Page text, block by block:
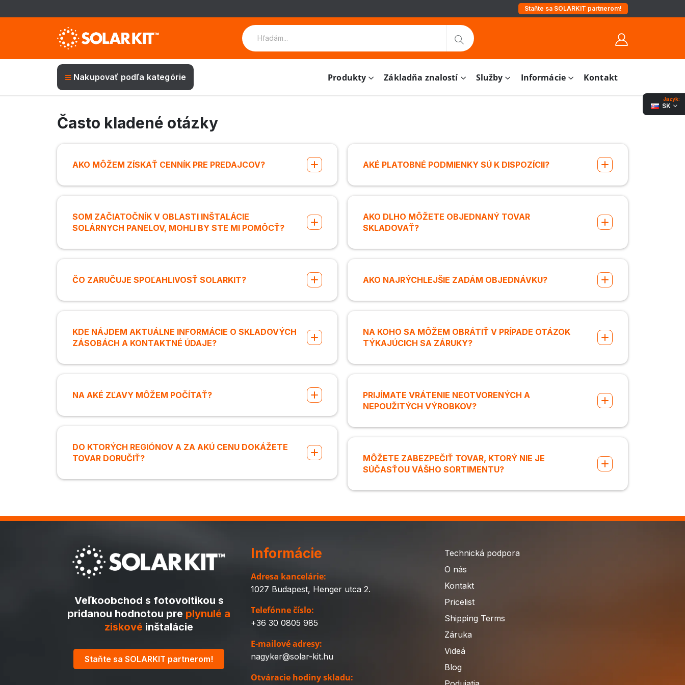
Staňte sa SOLARKIT partnerom!
Jazyk:
SK
Nakupovať podľa kategórie Produkty Základňa znalostí Služby Informácie Kontakt
Často kladené otázky
AKO MÔŽEM ZÍSKAŤ CENNÍK PRE PREDAJCOV?
SOM ZAČIATOČNÍK V OBLASTI INŠTALÁCIE
SOLÁRNYCH PANELOV, MOHLI BY STE MI POMÔCŤ?
ČO ZARUČUJE SPOĽAHLIVOSŤ SOLARKIT?
KDE NÁJDEM AKTUÁLNE INFORMÁCIE O SKLADOVÝCH
ZÁSOBÁCH A KONTAKTNÉ ÚDAJE?
NA AKÉ ZĽAVY MÔŽEM POČÍTAŤ?
DO KTORÝCH REGIÓNOV A ZA AKÚ CENU DOKÁŽETE
TOVAR DORUČIŤ?
AKÉ PLATOBNÉ PODMIENKY SÚ K DISPOZÍCII?
AKO DLHO MÔŽETE OBJEDNANÝ TOVAR
SKLADOVAŤ?
AKO NAJRÝCHLEJŠIE ZADÁM OBJEDNÁVKU?
NA KOHO SA MÔŽEM OBRÁTIŤ V PRÍPADE OTÁZOK
TÝKAJÚCICH SA ZÁRUKY?
PRIJÍMATE VRÁTENIE NEOTVORENÝCH A
NEPOUŽITÝCH VÝROBKOV?
MÔŽETE ZABEZPEČIŤ TOVAR, KTORÝ NIE JE
SÚČASŤOU VÁŠHO SORTIMENTU?
Veľkoobchod s fotovoltikou s
pridanou hodnotou pre plynulé a
ziskové inštalácie
Staňte sa SOLARKIT partnerom!
Informácie
Adresa kancelárie:
1027 Budapest, Henger utca 2.
Telefónne číslo:
+36 30 0805 985
E-mailové adresy:
nagyker@solar-kit.hu
Otváracie hodiny skladu:
Technická podpora
O nás
Kontakt
Pricelist
Shipping Terms
Záruka
Videá
Blog